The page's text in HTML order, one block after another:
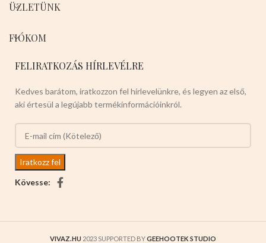
ÜZLETÜNK
FIÓKOM
FELIRATKOZÁS HÍRLEVÉLRE
Kedves barátom, iratkozzon fel hírlevelünkre, és legyen az első,
aki értesül a legújabb termékinformációinkról.
Kövesse:
VIVAZ.HU 2023 SUPPORTED BYGEEHOOTEK STUDIO